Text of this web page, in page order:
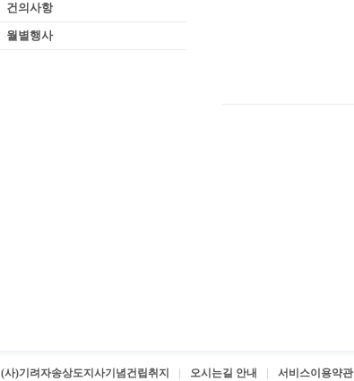
건의사항
월별행사
(사)기려자송상도지사기념건립취지 오시는길 안내 서비스이용약관